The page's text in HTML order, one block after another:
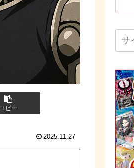
コピー
2025.11.27